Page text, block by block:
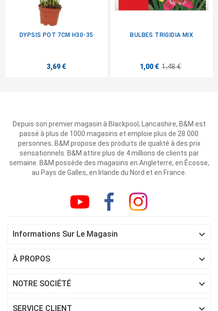
DYPSIS POT 7CM H30-35
3,69 €
BULBES TRIGIDIA MIX
1,00 € 1,48 €
Depuis son premier magasin à Blackpool, Lancashire, B&M est
passé à plus de 1000 magasins et emploie plus de 28 000
personnes. B&M propose des produits de qualité à des prix
sensationnels. B&M attire plus de 4 millions de clients par
semaine. B&M possède des magasins en Angleterre, en Écosse,
au Pays de Galles, en Irlande du Nord et en France.
Informations Sur Le Magasin 
À PROPOS 
NOTRE SOCIÉTÉ 
SERVICE CLIENT